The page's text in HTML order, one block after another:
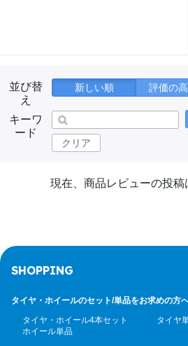
並び替
え
新しい順 評価の
キーワ
ード
クリア
現在、商品レビューの投稿
SHOPPING
タイヤ・ホイールのセット/単品をお求めの方
タイヤ・ホイール4本セット
タイヤ
ホイール単品